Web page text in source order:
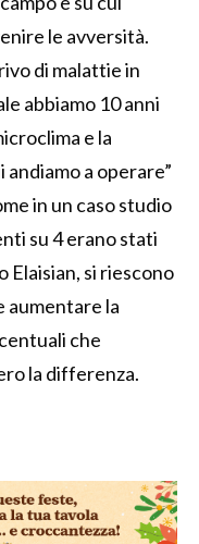
le avversità.
di malattie in
abbiamo 10 anni
e la
a operare”
in un caso studio
su 4 erano stati
Elaisian, si riescono
aumentare la
che
la differenza.